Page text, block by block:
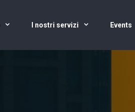
I nostri servizi Events